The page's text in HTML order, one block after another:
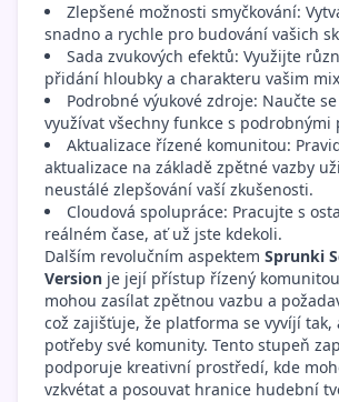
Zlepšené možnosti smyčkování:
snadno a rychle pro budování vašich
Sada zvukových efektů: Využijte
přidání hloubky a charakteru vašim
Podrobné výukové zdroje: Naučte
využívat všechny funkce s podrobnými
Aktualizace řízené komunitou:
aktualizace na základě zpětné vazby
neustálé zlepšování vaší zkušenosti.
Cloudová spolupráce: Pracujte s
reálném čase, ať už jste kdekoli.
Dalším revolučním aspektem Sprunki
Version je její přístup řízený
mohou zasílat zpětnou vazbu a
což zajišťuje, že platforma se vyvíjí tak,
potřeby své komunity. Tento stupeň
podporuje kreativní prostředí, kde
vzkvétat a posouvat hranice hudební